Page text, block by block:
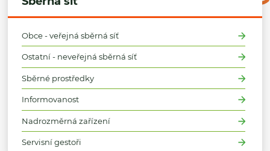
Obce - veřejná sběrná síť
Ostatní - neveřejná sběrná síť
Sběrné prostředky
Informovanost
Nadrozměrná zařízení
Servisní gestoři